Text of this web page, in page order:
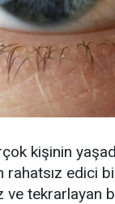
kişinin
rahatsız edici
ve tekrarlayan